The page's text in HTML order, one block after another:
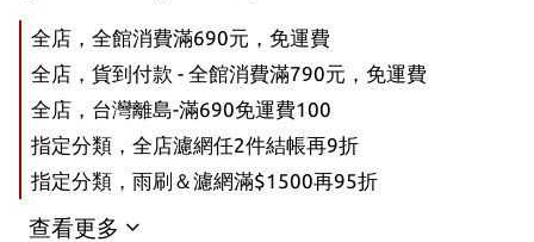
全店，全館消費滿690元，免運費
全店，貨到付款 - 全館消費滿790元，免運費
全店，台灣離島-滿690免運費100
指定分類，全店濾網任2件結帳再9折
指定分類，雨刷＆濾網滿$1500再95折
查看更多